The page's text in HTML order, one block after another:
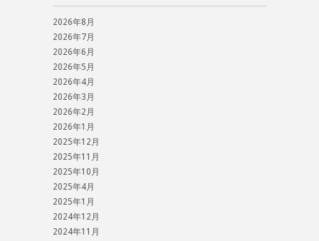
2026年8月
2026年7月
2026年6月
2026年5月
2026年4月
2026年3月
2026年2月
2026年1月
2025年12月
2025年11月
2025年10月
2025年4月
2025年1月
2024年12月
2024年11月